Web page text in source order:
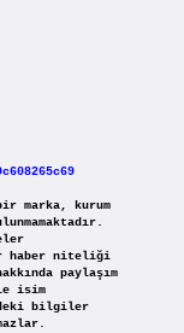
marka, kurum
haber niteliği
paylaşım
isim
bilgiler